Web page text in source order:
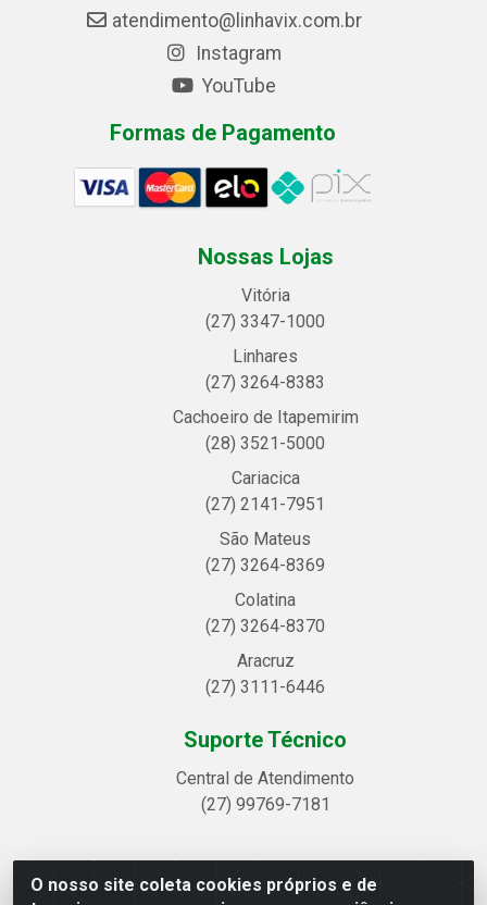
O nosso site coleta cookies próprios e de
atendimento@linhavix.com.br
Instagram
YouTube
Formas de Pagamento
Nossas Lojas
Vitória
(27) 3347-1000
Linhares
(27) 3264-8383
Cachoeiro de Itapemirim
(28) 3521-5000
Cariacica
(27) 2141-7951
São Mateus
(27) 3264-8369
Colatina
(27) 3264-8370
Aracruz
(27) 3111-6446
Suporte Técnico
Central de Atendimento
(27) 99769-7181
Linhavix Distribuidora LTDA - Avenida Alegre, 2521 -